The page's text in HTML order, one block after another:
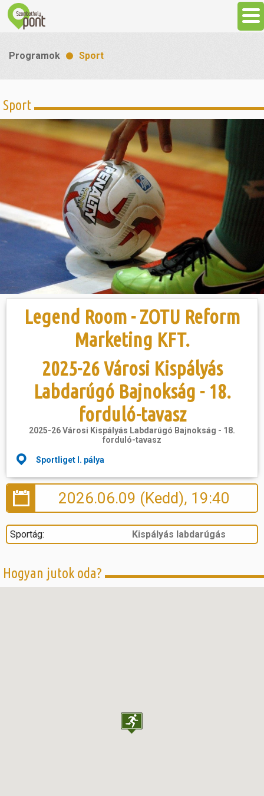
Látnivalók
Gasztronómia
Sport
Szabadidő
Hasznos
Programok Sport
Sport
Legend Room - ZOTU Reform
Marketing KFT.
2025-26 Városi Kispályás
Labdarúgó Bajnokság - 18.
forduló-tavasz
2025-26 Városi Kispályás Labdarúgó Bajnokság - 18.
forduló-tavasz
Sportliget I. pálya
2026.06.09 (Kedd), 19:40
Sportág: Kispályás labdarúgás
Hogyan jutok oda?